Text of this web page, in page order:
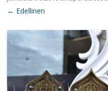
← Edellinen